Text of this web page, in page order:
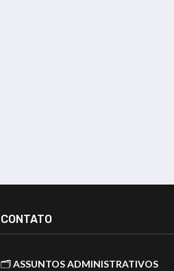
CONTATO
🗂️ASSUNTOS ADMINISTRATIVOS